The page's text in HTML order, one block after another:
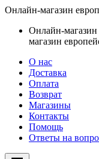
Онлайн-магазин
Онлайн-магазин
магазин
О нас
Доставка
Оплата
Возврат
Магазины
Контакты
Помощь
Ответы на